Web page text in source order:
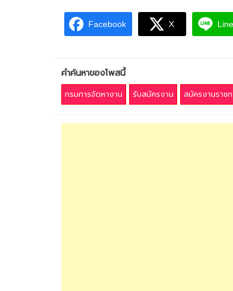
Facebook X Line
คำค้นหาของโพสนี้
กรมการจัดหางาน รับสมัครงาน สมัครงานราชก